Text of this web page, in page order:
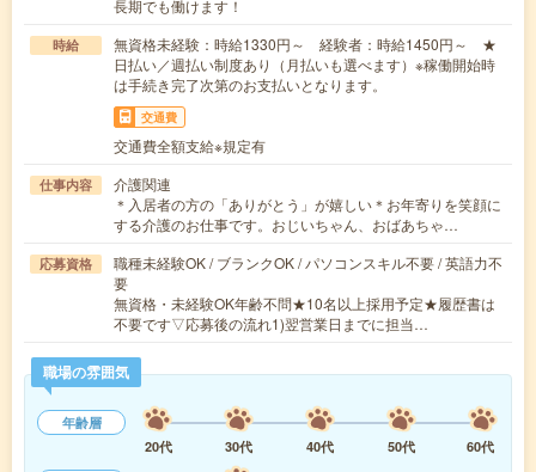
長期でも働けます！
時給
無資格未経験：時給1330円～ 経験者：時給1450円～ ★
日払い／週払い制度あり（月払いも選べます）※稼働開始時
は手続き完了次第のお支払いとなります。
交通費
交通費全額支給※規定有
仕事内容
介護関連
＊入居者の方の「ありがとう」が嬉しい＊お年寄りを笑顔に
する介護のお仕事です。おじいちゃん、おばあちゃ…
応募資格
職種未経験OK / ブランクOK / パソコンスキル不要 / 英語力不
要
無資格・未経験OK年齢不問★10名以上採用予定★履歴書は
不要です▽応募後の流れ1)翌営業日までに担当…
職場の雰囲気
年齢層
20代
30代 40代 50代
60代